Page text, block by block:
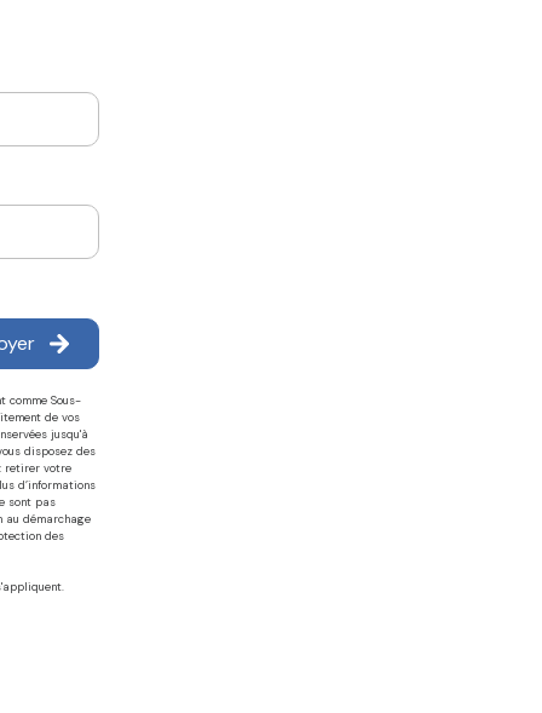
comme Sous-
de vos
jusqu'à
disposez des
retirer votre
d’informations
sont pas
au démarchage
des